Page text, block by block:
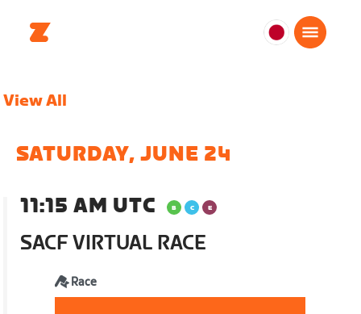
日
View All
SATURDAY, JUNE 24
11:15 AM UTC
SACF VIRTUAL RACE
Race